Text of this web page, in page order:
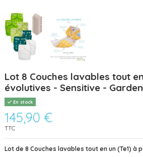
Lot 8 Couches lavables tout en
évolutives - Sensitive - Garden
En stock
145,90 €
TTC
Lot de 8 Couches lavables tout en un (Te1) à